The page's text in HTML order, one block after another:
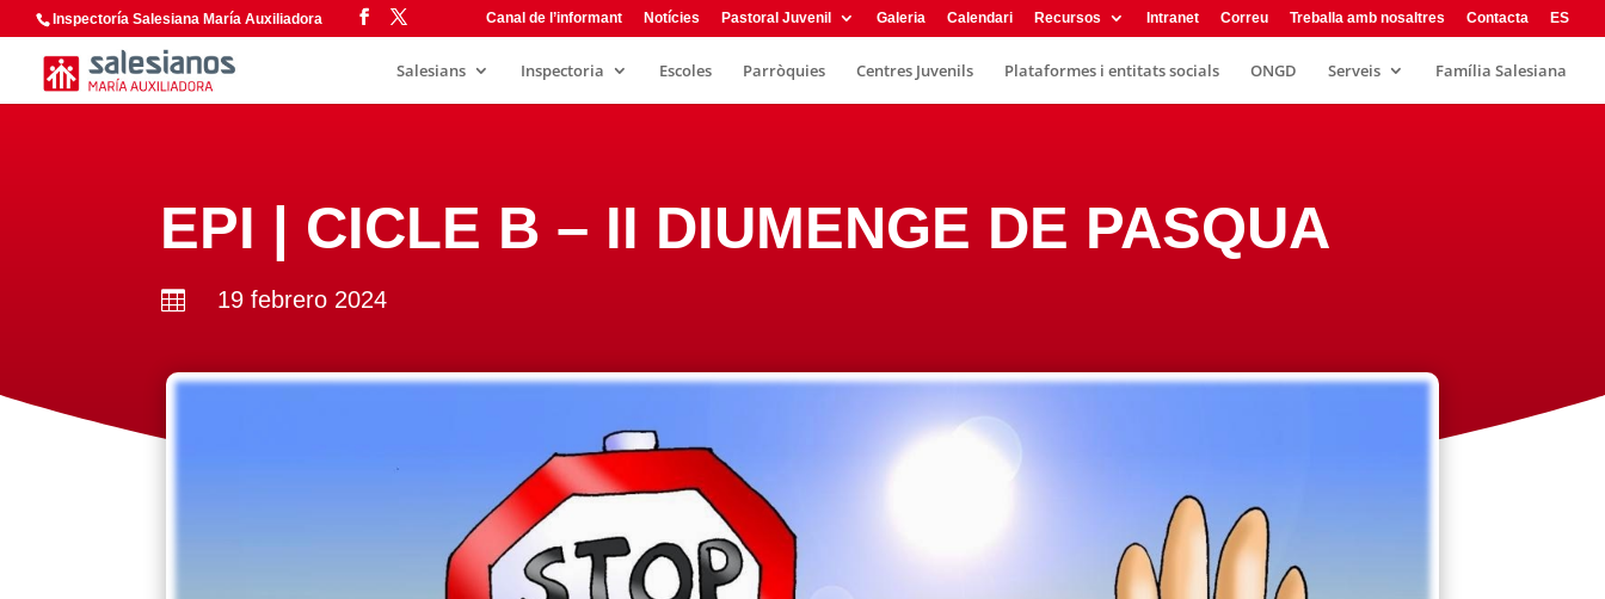
Inspectoría Salesiana María Auxiliadora Canal de l’informant Notícies Pastoral Juvenil Galeria Calendari Recursos Intranet Correu Treballa amb nosaltres Contacta ES
Salesians Inspectoria Escoles Parròquies Centres Juvenils Plataformes i entitats socials ONGD Serveis Família Salesiana
EPI | CICLE B – II DIUMENGE DE PASQUA
 19 febrero 2024